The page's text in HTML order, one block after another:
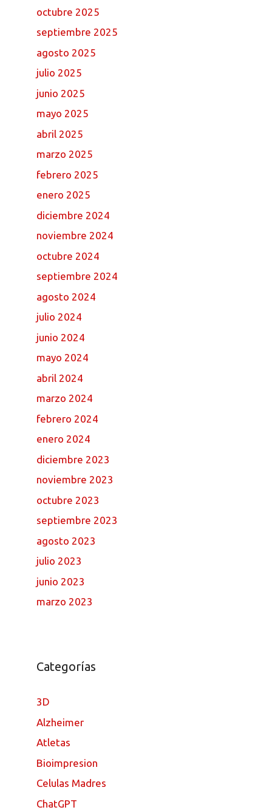
octubre 2025
septiembre 2025
agosto 2025
julio 2025
junio 2025
mayo 2025
abril 2025
marzo 2025
febrero 2025
enero 2025
diciembre 2024
noviembre 2024
octubre 2024
septiembre 2024
agosto 2024
julio 2024
junio 2024
mayo 2024
abril 2024
marzo 2024
febrero 2024
enero 2024
diciembre 2023
noviembre 2023
octubre 2023
septiembre 2023
agosto 2023
julio 2023
junio 2023
marzo 2023
Categorías
3D
Alzheimer
Atletas
Bioimpresion
Celulas Madres
ChatGPT